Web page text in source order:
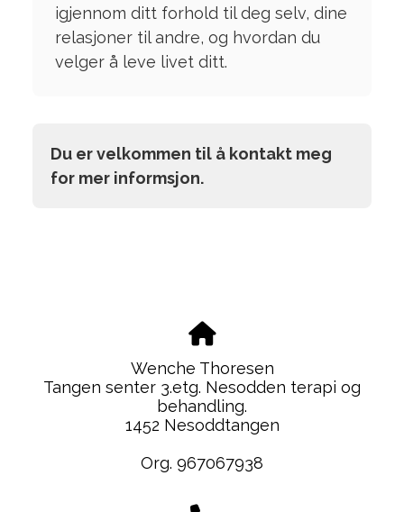
igjennom ditt forhold til deg selv, dine
relasjoner til andre, og hvordan du
velger å leve livet ditt.
Du er velkommen til å kontakt meg
for mer informsjon.
Wenche Thoresen
Tangen senter 3.etg. Nesodden terapi og
behandling.
1452 Nesoddtangen
Org. 967067938